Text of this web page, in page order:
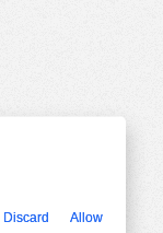
Discard Allow